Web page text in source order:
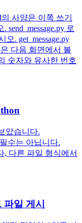
사양은 이쪽 쓰기
로
. get_message.py
은 다음 화면에서 볼
숫자와 유사한 번호
았습니다.
필수는 아닙니다.
, 다른 파일 형식에서
일 게시